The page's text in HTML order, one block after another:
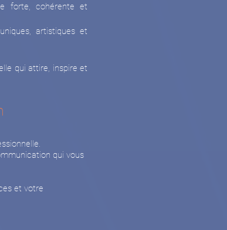
forte, cohérente et
artistiques et
qui attire, inspire et
qui vous
et votre